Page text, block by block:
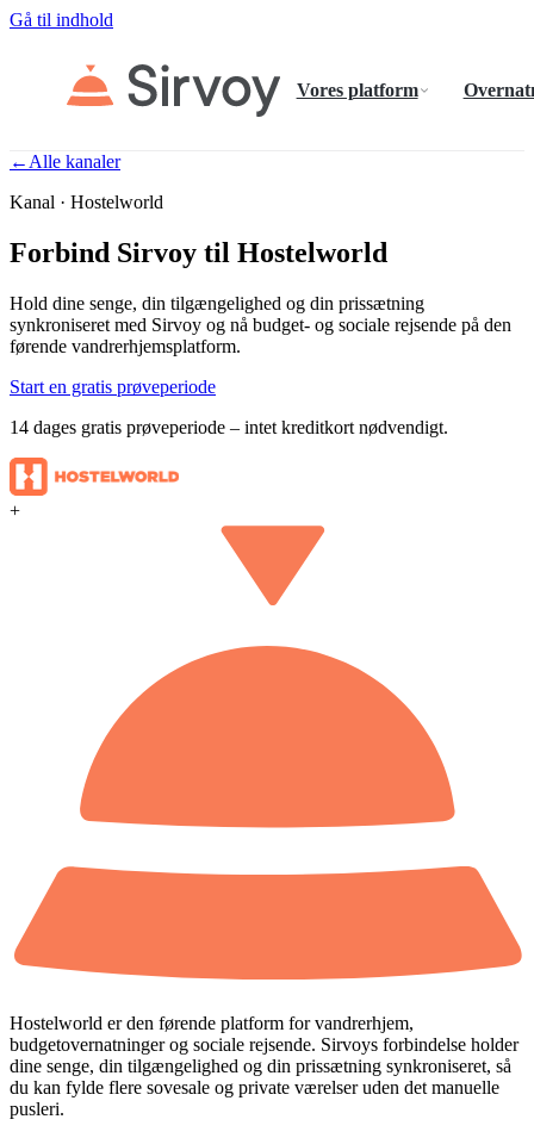
Gå til indhold
Vores platform
← Alle kanaler
Kanal · Hostelworld
Forbind Sirvoy til Hostelworld
Hold dine senge, din tilgængelighed og din prissætning
synkroniseret med Sirvoy og nå budget- og sociale rejsende på den
førende vandrerhjemsplatform.
Start en gratis prøveperiode
14 dages gratis prøveperiode – intet kreditkort nødvendigt.
+
Hostelworld er den førende platform for vandrerhjem,
budgetovernatninger og sociale rejsende. Sirvoys forbindelse holder
dine senge, din tilgængelighed og din prissætning synkroniseret, så
du kan fylde flere sovesale og private værelser uden det manuelle
pusleri.